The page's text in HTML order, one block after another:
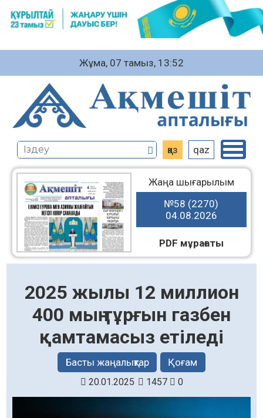
Жұма, 07 тамыз, 13:52
қаз qaz
Жаңа шығарылым
№58 (2270)
04.08.2026
PDF мұрағаты
2025 жылы 12 миллион
400 мың тұрғын газбен
қамтамасыз етіледі
Басты жаңалықтар Қоғам
20.01.2025 1457 0